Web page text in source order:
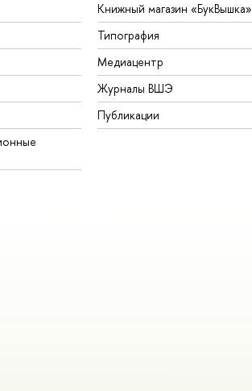
Книжный магазин «БукВышка»
Типография
Медиацентр
Журналы ВШЭ
Публикации